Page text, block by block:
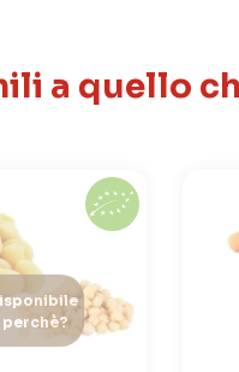
a quello